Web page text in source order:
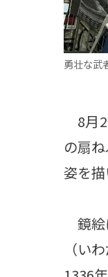
勇壮な武
8月2
の扇
姿を
鏡絵
（い